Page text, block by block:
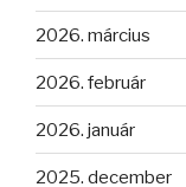
2026. március
2026. február
2026. január
2025. december